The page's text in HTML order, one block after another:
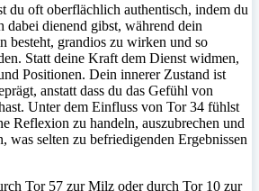
du oft oberflächlich authentisch, indem du
dabei dienend gibst, während dein
besteht, grandios zu wirken und so
Statt deine Kraft dem Dienst widmen,
Positionen. Dein innerer Zustand ist
anstatt dass du das Gefühl von
Unter dem Einfluss von Tor 34 fühlst
Reflexion zu handeln, auszubrechen und
was selten zu befriedigenden Ergebnissen
Tor 57 zur Milz oder durch Tor 10 zur